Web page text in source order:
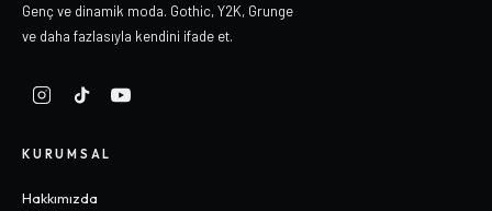
Genç ve dinamik moda. Gothic, Y2K, Grunge
ve daha fazlasıyla kendini ifade et.
KURUMSAL
Hakkımızda